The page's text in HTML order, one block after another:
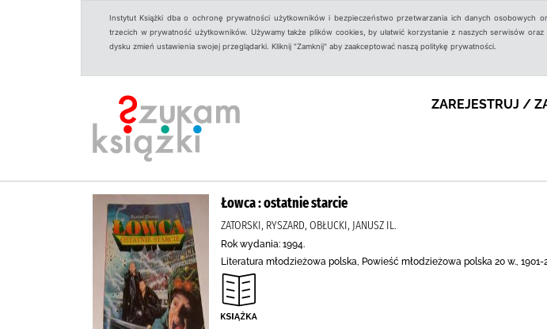
Instytut Książki dba o ochronę prywatności użytkowników i bezpieczeństwo przetwarzania ich danych osobowych
trzecich w prywatność użytkowników. Używamy także plików cookies, by ułatwić korzystanie z naszych serwisów
dysku zmień ustawienia swojej przeglądarki. Kliknij "Zamknij" aby zaakceptować naszą politykę prywatności.
ZAREJESTRUJ /
Łowca : ostatnie starcie
ZATORSKI, RYSZARD, OBŁUCKI, JANUSZ IL.
Rok wydania: 1994.
Literatura młodzieżowa polska, Powieść młodzieżowa polska 20 w., 1901-